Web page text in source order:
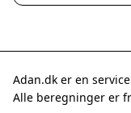
Adan.dk er en
Alle beregninger er